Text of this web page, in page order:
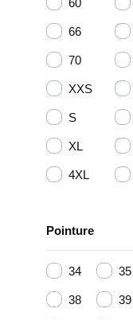
60
66
70
XXS
S
XL
4XL
Pointure
34 35
38 39